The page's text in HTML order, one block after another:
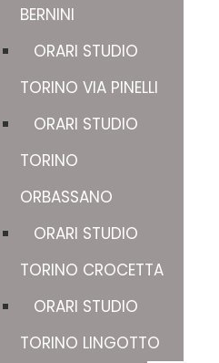
BERNINI
ORARI STUDIO
TORINO VIA PINELLI
ORARI STUDIO
TORINO
ORBASSANO
ORARI STUDIO
TORINO CROCETTA
ORARI STUDIO
TORINO LINGOTTO